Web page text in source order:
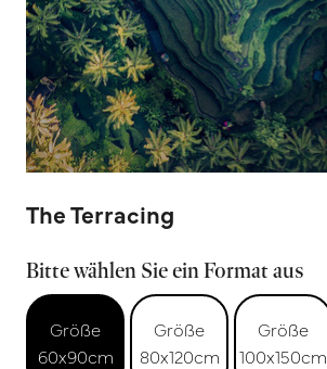
The Terracing
Bitte wählen Sie ein Format aus
Größe
60x90cm
Größe
80x120cm
Größe
100x150cm